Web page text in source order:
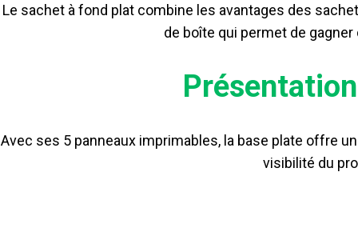
Le sachet à fond plat combine les avantages des
de boîte qui permet de
Avec ses 5 panneaux imprimables, la base plate offre
visibilité du